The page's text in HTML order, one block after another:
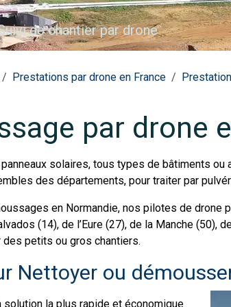
de chantier par drone
Prestations par drone en France
par drone
solaires, tous types de bâtiments
des départements, pour traiter par
en Normandie, nos pilotes de drone
(14), de l’Eure (27), de la Manche (50),
petits ou gros chantiers.
Nettoyer ou
solution la plus rapide et économique